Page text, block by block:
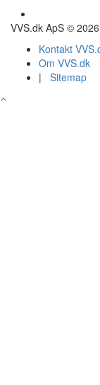
VVS.dk ApS ©
Kontakt
Om VVS.dk
| Sitemap